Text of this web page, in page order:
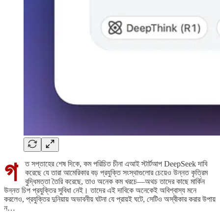
গ
ত সপ্তাহের শেষ দিকে, কম পরিচিত চীনা এআই স্টার্টআপ DeepSeek দাবি
করেছে যে তারা আমেরিকার বড় প্রযুক্তি সংস্থাগুলোর চেয়েও উন্নত কৃত্রিম
বুদ্ধিমত্তা তৈরি করেছে, তাও অনেক কম খরচে—অথচ তাদের কাছে মার্কিন
উন্নত চিপ প্রযুক্তির সুবিধা নেই। তাদের এই দাবিকে অনেকেই অবিশ্বাস্য মনে
করলেও, প্রযুক্তির দুনিয়ায় অভাবনীয় ঘটনা যে প্রায়ই ঘটে, সেটিও অস্বীকার করার উপায়
ন…